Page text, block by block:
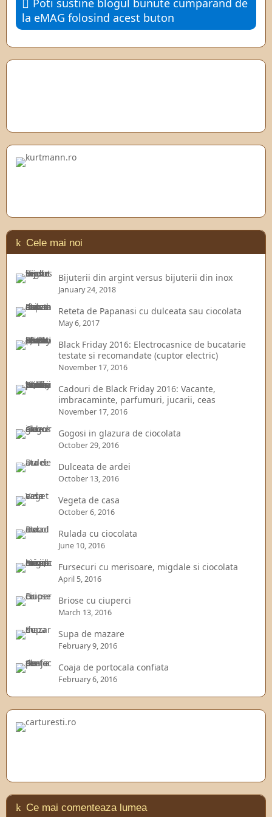
Poti sustine blogul bunute cumparand de
la eMAG folosind acest buton
Cele mai noi
Bijuterii din argint versus bijuterii din inox
January 24, 2018
Reteta de Papanasi cu dulceata sau ciocolata
May 6, 2017
Black Friday 2016: Electrocasnice de bucatarie
testate si recomandate (cuptor electric)
November 17, 2016
Cadouri de Black Friday 2016: Vacante,
imbracaminte, parfumuri, jucarii, ceas
November 17, 2016
Gogosi in glazura de ciocolata
October 29, 2016
Dulceata de ardei
October 13, 2016
Vegeta de casa
October 6, 2016
Rulada cu ciocolata
June 10, 2016
Fursecuri cu merisoare, migdale si ciocolata
April 5, 2016
Briose cu ciuperci
March 13, 2016
Supa de mazare
February 9, 2016
Coaja de portocala confiata
February 6, 2016
Ce mai comenteaza lumea